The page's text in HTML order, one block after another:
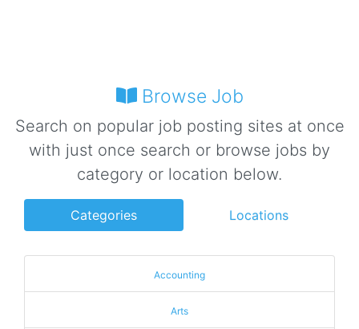
Browse Job
Search on popular job posting sites at once
with just once search or browse jobs by
category or location below.
Categories Locations
Accounting
Arts